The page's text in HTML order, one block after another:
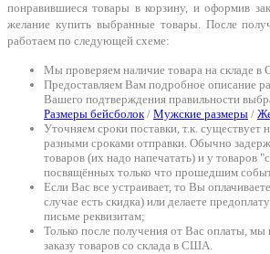
понравившиеся товары в корзину, и оформив
желание купить выбранные товары. После
работаем по следующей схеме:
Мы проверяем наличие товара на складе
Предоставляем Вам подробное описание
Вашего подтверждения правильности
Размеры бейсболок/ Мужские размеры /
Уточняем сроки поставки, т.к. существует
разными сроками отправки. Обычно
товаров (их надо напечатать) и у товаров
посвящённых только что прошедшим
Если Вас все устраивает, то Вы
случае есть скидка) или делаете
письме реквизитам;
Только после получения от Вас оплаты,
заказу товаров со склада в США.